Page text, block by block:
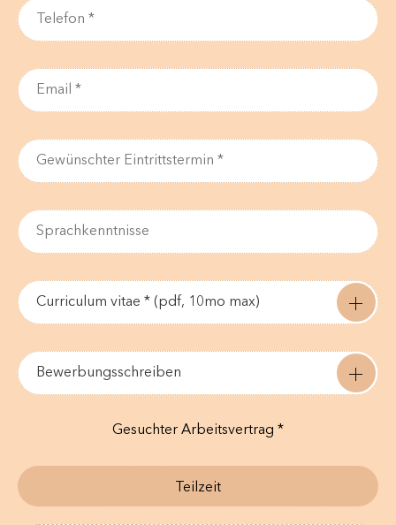
Curriculum vitae * (pdf, 10mo max)
Bewerbungsschreiben
Gesuchter Arbeitsvertrag *
Teilzeit